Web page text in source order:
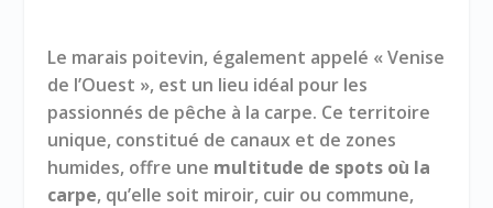
Le marais poitevin, également appelé « Venise
de l’Ouest », est un lieu idéal pour les
passionnés de pêche à la carpe. Ce territoire
unique, constitué de canaux et de zones
humides, offre une multitude de spots où la
carpe, qu’elle soit miroir, cuir ou commune,